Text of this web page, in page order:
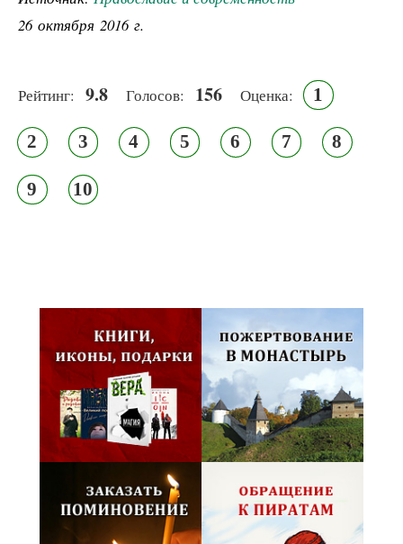
26 октября 2016 г.
Рейтинг: 9.8 Голосов: 156 Оценка: 1
2 3 4 5 6 7 8
9 10